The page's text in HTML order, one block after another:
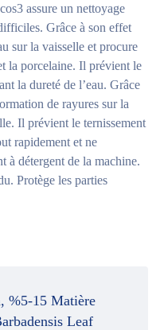
assure un nettoyage
Grâce à son effet
sur la vaisselle et procure
la porcelaine. Il prévient le
la dureté de l’eau. Grâce
de rayures sur la
Il prévient le ternissement
rapidement et ne
à détergent de la machine.
Protège les parties
%5-15 Matière
Leaf